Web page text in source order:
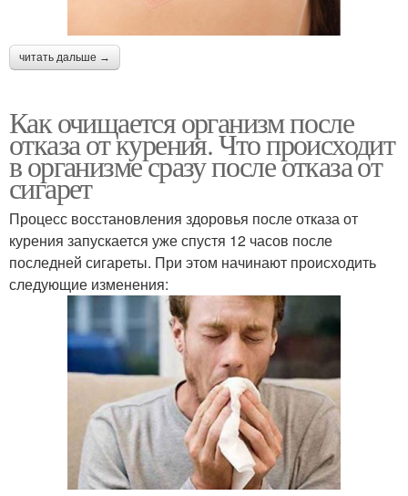
читать дальше →
Как очищается организм после
отказа от курения. Что происходит
в организме сразу после отказа от
сигарет
Процесс восстановления здоровья после отказа от
курения запускается уже спустя 12 часов после
последней сигареты. При этом начинают происходить
следующие изменения: